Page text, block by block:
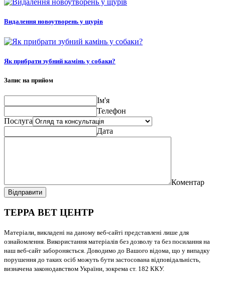
Видалення новоутворень у щурів
Як прибрати зубний камінь у собаки?
Запис на прийом
Ім'я
Телефон
Послуга
Дата
Коментар
Відправити
ТЕРРА ВЕТ ЦЕНТР
Матеріали, викладені на даному веб-сайті представлені лише для
ознайомлення. Використання матеріалів без дозволу та без посилання на
наш веб-сайт забороняється. Доводимо до Вашого відома, що у випадку
порушення до таких осіб можуть бути застосована відповідальність,
визначена законодавством України, зокрема ст. 182 ККУ.